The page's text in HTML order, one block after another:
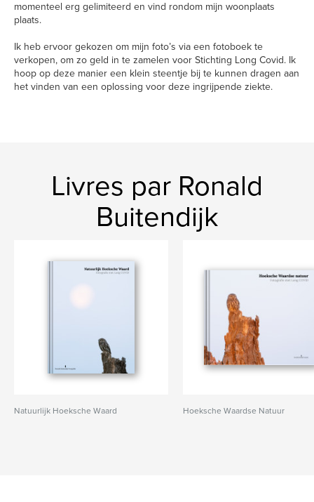
momenteel erg gelimiteerd en vind rondom mijn woonplaats
plaats.
Ik heb ervoor gekozen om mijn foto’s via een fotoboek te
verkopen, om zo geld in te zamelen voor Stichting Long Covid. Ik
hoop op deze manier een klein steentje bij te kunnen dragen aan
het vinden van een oplossing voor deze ingrijpende ziekte.
Livres par Ronald
Buitendijk
Natuurlijk Hoeksche Waard Hoeksche Waardse Natuur